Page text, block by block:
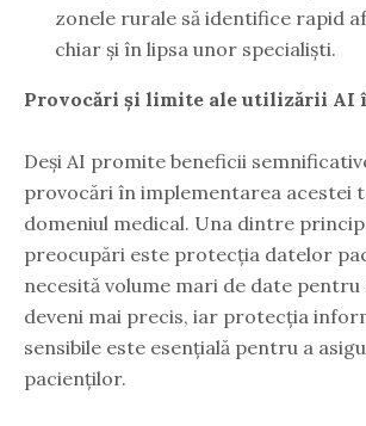
zonele rurale să identifice rapid
chiar și în lipsa unor specialiști.
Provocări și limite ale utilizării AI
Deși AI promite beneficii
provocări în implementarea acestei
domeniul medical. Una dintre
preocupări este protecția datelor
necesită volume mari de date pentru
deveni mai precis, iar protecția
sensibile este esențială pentru a
pacienților.